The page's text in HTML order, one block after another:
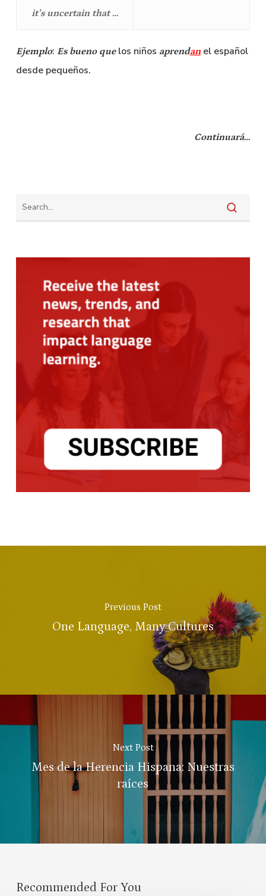
it’s uncertain that …
Ejemplo: Es bueno quelos niños aprendanel español
desde pequeños.
Continuará…
Previous Post
One Language, Many Cultures
Next Post
Mes de la Herencia Hispana: Nuestras
raíces
Recommended For You